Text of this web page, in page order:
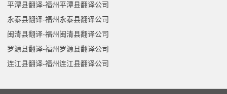
平潭县翻译-福州平潭县翻译公司
永泰县翻译-福州永泰县翻译公司
闽清县翻译-福州闽清县翻译公司
罗源县翻译-福州罗源县翻译公司
连江县翻译-福州连江县翻译公司